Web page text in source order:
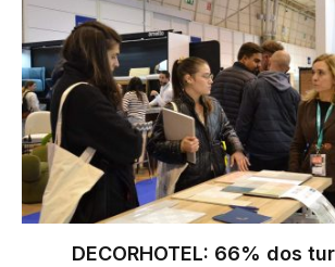
DECORHOTEL: 66% dos